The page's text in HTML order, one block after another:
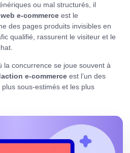
ou mal structurés, il
e-commerce est le
des pages produits invisibles en
qualifié, rassurent le visiteur et le
la concurrence se joue souvent à
e-commerce est l’un des
sous-estimés et les plus